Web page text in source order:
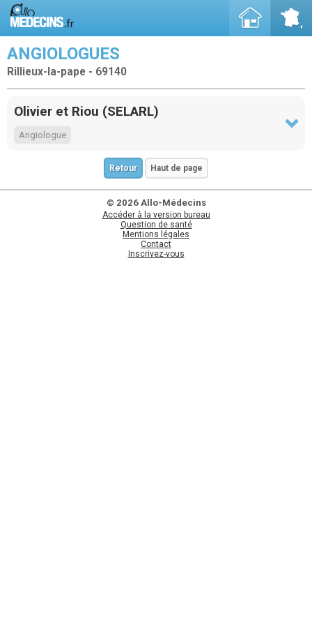
ANGIOLOGUES
Rillieux-la-pape - 69140
Olivier et Riou (SELARL)
Angiologue
Retour Haut de page
© 2026 Allo-Médecins
Accéder à la version bureau
Question de santé
Mentions légales
Contact
Inscrivez-vous